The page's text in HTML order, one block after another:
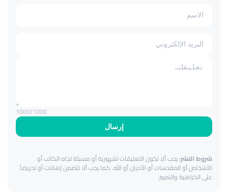
إرسال
1000/1000
شروط النشر:يجب ألا تكون التعليقات تشهيرية أو مسيئة تجاه الكاتب أو
الأشخاص أو المقدسات أو الأديان أو الله. كما يجب ألا تتضمن إهانات أو تحريضاً
على الكراهية والتمييز.